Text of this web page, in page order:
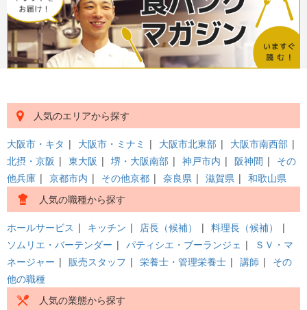
人気のエリアから探す
大阪市・キタ | 大阪市・ミナミ | 大阪市北東部 | 大阪市南西部 |
北摂・京阪 | 東大阪 | 堺・大阪南部 | 神戸市内 | 阪神間 | その
他兵庫 | 京都市内 | その他京都 | 奈良県 | 滋賀県 | 和歌山県
人気の職種から探す
ホールサービス | キッチン | 店長（候補） | 料理長（候補）
|
ソムリエ・バーテンダー | パティシエ・ブーランジェ |
ＳＶ・マ
ネージャー | 販売スタッフ | 栄養士・管理栄養士 | 講師 | その
他の職種
人気の業態から探す